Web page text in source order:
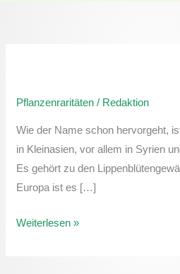
Pflanzenraritäten / Redaktion
Wie der Name schon hervorgeht,
in Kleinasien, vor allem in Syrien
Es gehört zu den
Europa ist es […]
Brandkraut
Weiterlesen »